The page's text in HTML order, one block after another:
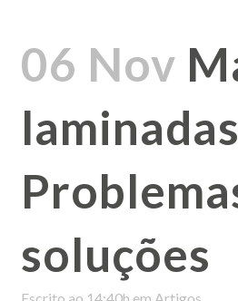
06 Nov
soluções